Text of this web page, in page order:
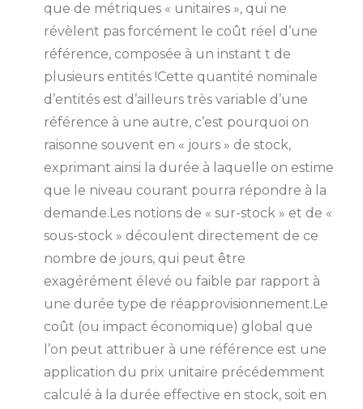
que de métriques « unitaires », qui ne
révèlent pas forcément le coût réel d’une
référence, composée à un instant t de
plusieurs entités !Cette quantité nominale
d’entités est d’ailleurs très variable d’une
référence à une autre, c’est pourquoi on
raisonne souvent en « jours » de stock,
exprimant ainsi la durée à laquelle on estime
que le niveau courant pourra répondre à la
demande.Les notions de « sur-stock » et de «
sous-stock » découlent directement de ce
nombre de jours, qui peut être
exagérément élevé ou faible par rapport à
une durée type de réapprovisionnement.Le
coût (ou impact économique) global que
l’on peut attribuer à une référence est une
application du prix unitaire précédemment
calculé à la durée effective en stock, soit en